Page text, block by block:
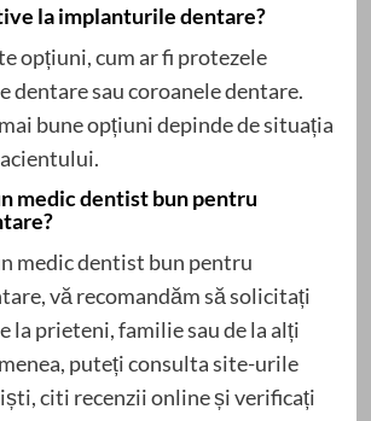
la implanturile dentare?
opțiuni, cum ar fi protezele
dentare sau coroanele dentare.
bune opțiuni depinde de situația
medic dentist bun pentru
medic dentist bun pentru
vă recomandăm să solicitați
la prieteni, familie sau de la alți
puteți consulta site-urile
citi recenzii online și verificați